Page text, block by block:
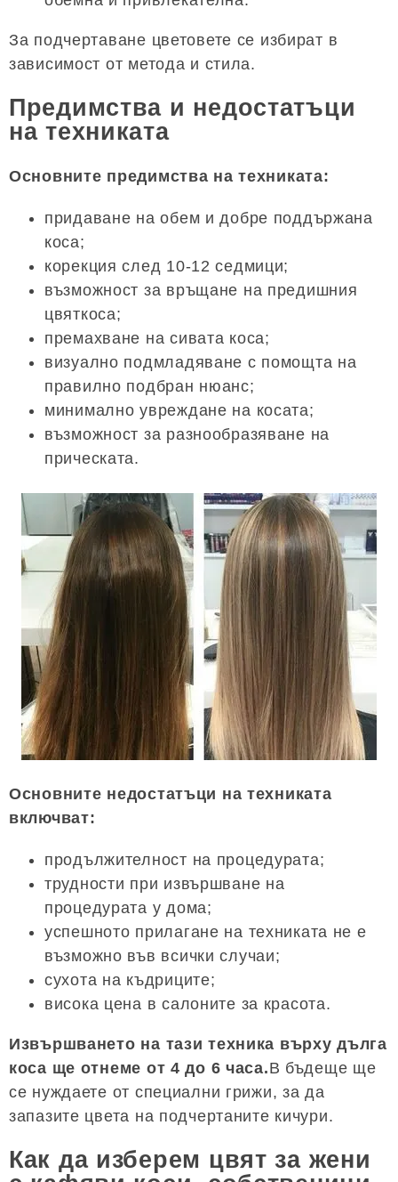
За подчертаване цветовете се избират в
зависимост от метода и стила.
Предимства и недостатъци
на техниката
Основните предимства на техниката:
придаване на обем и добре поддържана
коса;
корекция след 10-12 седмици;
възможност за връщане на предишния
цвяткоса;
премахване на сивата коса;
визуално подмладяване с помощта на
правилно подбран нюанс;
минимално увреждане на косата;
възможност за разнообразяване на
прическата.
Основните недостатъци на техниката
включват:
продължителност на процедурата;
трудности при извършване на
процедурата у дома;
успешното прилагане на техниката не е
възможно във всички случаи;
сухота на къдриците;
висока цена в салоните за красота.
Извършването на тази техника върху дълга
коса ще отнеме от 4 до 6 часа.В бъдеще ще
се нуждаете от специални грижи, за да
запазите цвета на подчертаните кичури.
Как да изберем цвят за жени